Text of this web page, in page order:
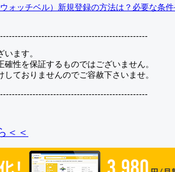
ォッチベル）新規登録の方法は？必要な条
ます。
性を保証するものではございません。
ておりませんのでご容赦下さいませ。
＜＜